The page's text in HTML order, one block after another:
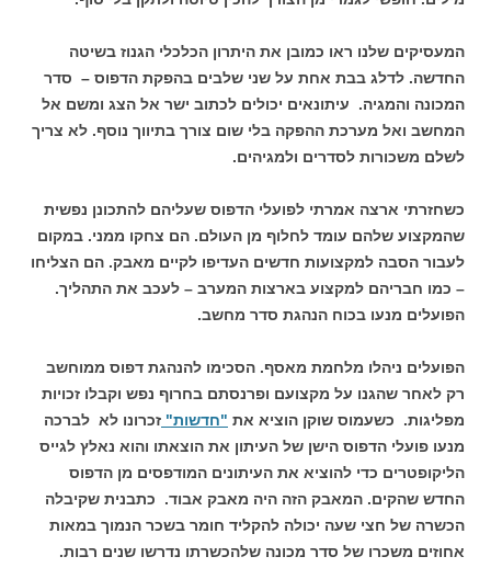
המעסיקים שלנו ראו כמובן את היתרון הכלכלי הגנוז בשיטה
החדשה. לדלג בבת אחת על שני שלבים בהפקת הדפוס – סדר
המכונה והמגיה. עיתונאים יכולים לכתוב ישר אל הצג ומשם אל
המחשב ואל מערכת ההפקה בלי שום צורך בתיווך נוסף. לא צריך
לשלם משכורות לסדרים ולמגיהים.
כשחזרתי ארצה אמרתי לפועלי הדפוס שעליהם להתכונן נפשית
שהמקצוע שלהם עומד לחלוף מן העולם. הם צחקו ממני. במקום
לעבור הסבה למקצועות חדשים העדיפו לקיים מאבק. הם הצליחו
– כמו חבריהם למקצוע בארצות המערב – לעכב את התהליך.
הפועלים מנעו בכוח הנהגת סדר מחשב.
הפועלים ניהלו מלחמת מאסף. הסכימו להנהגת דפוס ממוחשב
רק לאחר שהגנו על מקצועם ופרנסתם בחרוף נפש וקבלו זכויות
מפליגות. כשעמוס שוקן הוציא את "חדשות" זכרונו לא לברכה
מנעו פועלי הדפוס הישן של העיתון את הוצאתו והוא נאלץ לגייס
הליקופטרים כדי להוציא את העיתונים המודפסים מן הדפוס
החדש שהקים. המאבק הזה היה מאבק אבוד. כתבנית שקיבלה
הכשרה של חצי שעה יכולה להקליד חומר בשכר הנמוך במאות
אחוזים משכרו של סדר מכונה שלהכשרתו נדרשו שנים רבות.